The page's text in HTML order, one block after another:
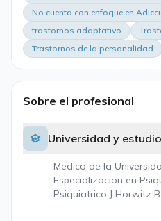
No cuenta con enfoque en
trastornos adaptativo
Trastornos de la personalidad
Sobre el profesional
Universidad y
Medico de la
Especializacion en
Psiquiatrico J Horwitz B